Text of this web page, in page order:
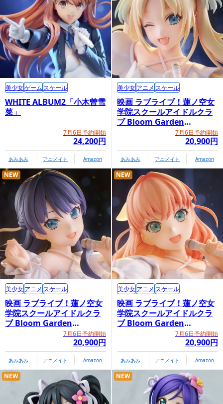
WHITE ALBUM2「小木曽雪
菜」
7月6日予約開始
24,200円
美少女ゲーム スケール
あみあみ アニメイト Amazon
映画 ラブライブ！蓮ノ空女
学院スクールアイドルクラ
ブ Bloom Garden
Party「大沢瑠璃乃」7月6日予約開始
20,900円
美少女アニメ スケール
あみあみ アニメイト Amazon
映画 ラブライブ！蓮ノ空女
学院スクールアイドルクラ
ブ Bloom Garden
Party「村野さやか」7月6日予約開始
20,900円
NEW
美少女アニメ スケール
あみあみ アニメイト Amazon
映画 ラブライブ！蓮ノ空女
学院スクールアイドルクラ
ブ Bloom Garden
Party「日野下花帆」7月6日予約開始
20,900円
NEW
美少女アニメ スケール
あみあみ アニメイト Amazon
NEW NEW